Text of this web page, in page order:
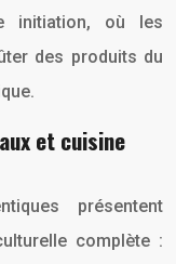
initiation, où les
des produits du
et cuisine
présentent
complète :